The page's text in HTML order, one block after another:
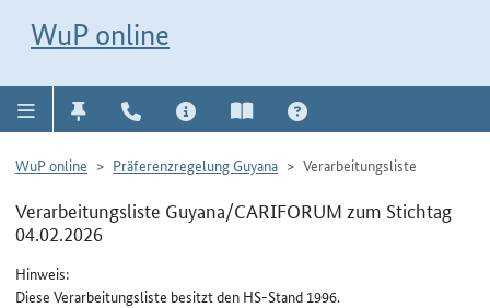
WuP online
WuP online Präferenzregelung Guyana Verarbeitungsliste
Verarbeitungsliste Guyana/CARIFORUM zum Stichtag
04.02.2026
Hinweis:
Diese Verarbeitungsliste besitzt den HS-Stand 1996.